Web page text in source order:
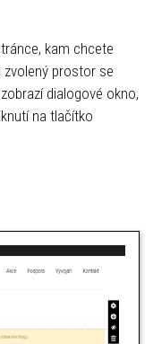
kam chcete
prostor se
dialogové okno,
na tlačítko